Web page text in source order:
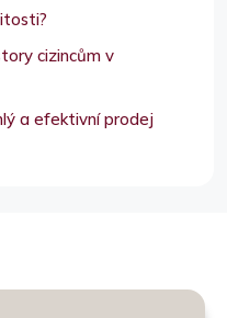
cizincům v
a efektivní prodej